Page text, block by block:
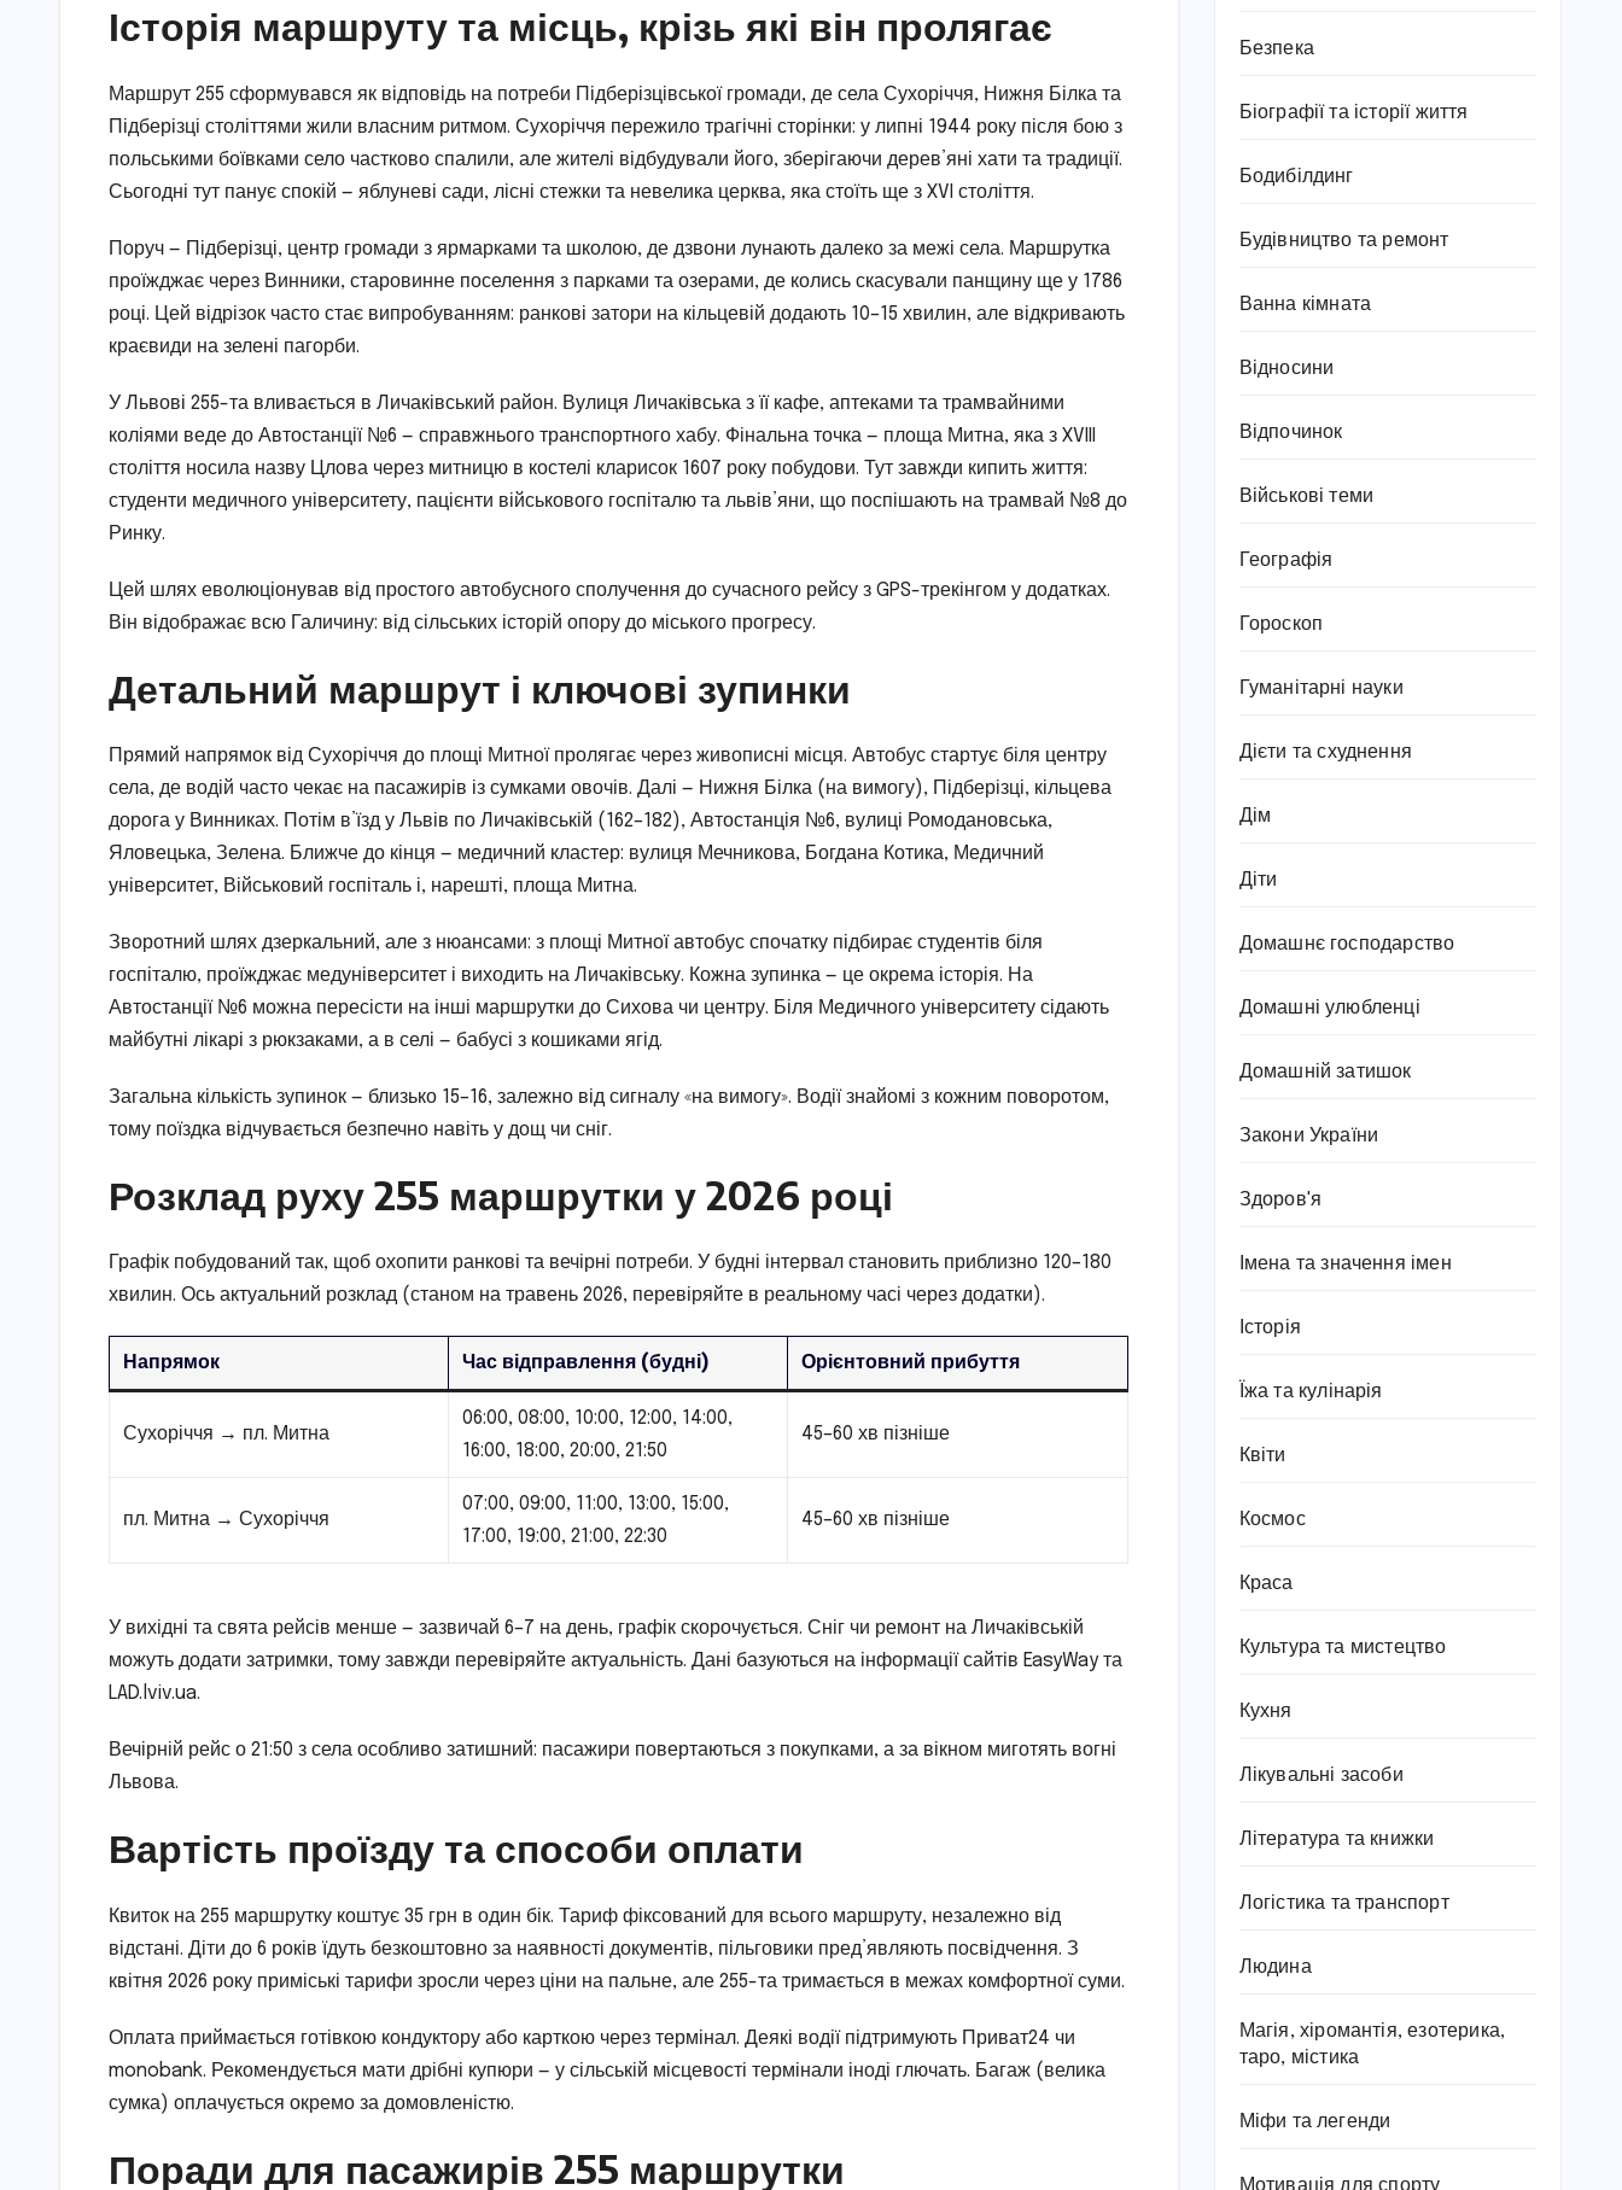
Історія маршруту та місць, крізь які він пролягає
Маршрут 255 сформувався як відповідь на потреби Підберізцівської громади, де села Сухоріччя, Нижня Білка та
Підберізці століттями жили власним ритмом. Сухоріччя пережило трагічні сторінки: у липні 1944 року після бою з
польськими боївками село частково спалили, але жителі відбудували його, зберігаючи дерев’яні хати та традиції.
Сьогодні тут панує спокій — яблуневі сади, лісні стежки та невелика церква, яка стоїть ще з XVI століття.
Поруч — Підберізці, центр громади з ярмарками та школою, де дзвони лунають далеко за межі села. Маршрутка
проїжджає через Винники, старовинне поселення з парками та озерами, де колись скасували панщину ще у 1786
році. Цей відрізок часто стає випробуванням: ранкові затори на кільцевій додають 10–15 хвилин, але відкривають
краєвиди на зелені пагорби.
У Львові 255-та вливається в Личаківський район. Вулиця Личаківська з її кафе, аптеками та трамвайними
коліями веде до Автостанції №6 — справжнього транспортного хабу. Фінальна точка — площа Митна, яка з XVIII
століття носила назву Цлова через митницю в костелі кларисок 1607 року побудови. Тут завжди кипить життя:
студенти медичного університету, пацієнти військового госпіталю та львів’яни, що поспішають на трамвай №8 до
Ринку.
Цей шлях еволюціонував від простого автобусного сполучення до сучасного рейсу з GPS-трекінгом у додатках.
Він відображає всю Галичину: від сільських історій опору до міського прогресу.
Детальний маршрут і ключові зупинки
Прямий напрямок від Сухоріччя до площі Митної пролягає через живописні місця. Автобус стартує біля центру
села, де водій часто чекає на пасажирів із сумками овочів. Далі — Нижня Білка (на вимогу), Підберізці, кільцева
дорога у Винниках. Потім в’їзд у Львів по Личаківській (162–182), Автостанція №6, вулиці Ромодановська,
Яловецька, Зелена. Ближче до кінця — медичний кластер: вулиця Мечникова, Богдана Котика, Медичний
університет, Військовий госпіталь і, нарешті, площа Митна.
Зворотний шлях дзеркальний, але з нюансами: з площі Митної автобус спочатку підбирає студентів біля
госпіталю, проїжджає медуніверситет і виходить на Личаківську. Кожна зупинка — це окрема історія. На
Автостанції №6 можна пересісти на інші маршрутки до Сихова чи центру. Біля Медичного університету сідають
майбутні лікарі з рюкзаками, а в селі — бабусі з кошиками ягід.
Загальна кількість зупинок — близько 15–16, залежно від сигналу «на вимогу». Водії знайомі з кожним поворотом,
тому поїздка відчувається безпечно навіть у дощ чи сніг.
Розклад руху 255 маршрутки у 2026 році
Графік побудований так, щоб охопити ранкові та вечірні потреби. У будні інтервал становить приблизно 120–180
хвилин. Ось актуальний розклад (станом на травень 2026, перевіряйте в реальному часі через додатки).
Напрямок Час відправлення (будні) Орієнтовний прибуття
Сухоріччя → пл. Митна
06:00, 08:00, 10:00, 12:00, 14:00,
16:00, 18:00, 20:00, 21:50
45–60 хв пізніше
пл. Митна → Сухоріччя
07:00, 09:00, 11:00, 13:00, 15:00,
17:00, 19:00, 21:00, 22:30
45–60 хв пізніше
У вихідні та свята рейсів менше — зазвичай 6–7 на день, графік скорочується. Сніг чи ремонт на Личаківській
можуть додати затримки, тому завжди перевіряйте актуальність. Дані базуються на інформації сайтів EasyWay та
LAD.lviv.ua.
Вечірній рейс о 21:50 з села особливо затишний: пасажири повертаються з покупками, а за вікном миготять вогні
Львова.
Вартість проїзду та способи оплати
Квиток на 255 маршрутку коштує 35 грн в один бік. Тариф фіксований для всього маршруту, незалежно від
відстані. Діти до 6 років їдуть безкоштовно за наявності документів, пільговики пред’являють посвідчення. З
квітня 2026 року приміські тарифи зросли через ціни на пальне, але 255-та тримається в межах комфортної суми.
Оплата приймається готівкою кондуктору або карткою через термінал. Деякі водії підтримують Приват24 чи
monobank. Рекомендується мати дрібні купюри — у сільській місцевості термінали іноді глючать. Багаж (велика
сумка) оплачується окремо за домовленістю.
Поради для пасажирів 255 маршрутки
Безпека
Біографії та історії життя
Бодибілдинг
Будівництво та ремонт
Ванна кімната
Відносини
Відпочинок
Військові теми
Географія
Гороскоп
Гуманітарні науки
Дієти та схуднення
Дім
Діти
Домашнє господарство
Домашні улюбленці
Домашній затишок
Закони України
Здоров'я
Імена та значення імен
Історія
Їжа та кулінарія
Квіти
Космос
Краса
Культура та мистецтво
Кухня
Лікувальні засоби
Література та книжки
Логістика та транспорт
Людина
Магія, хіромантія, езотерика,
таро, містика
Міфи та легенди
Мотивація для спорту